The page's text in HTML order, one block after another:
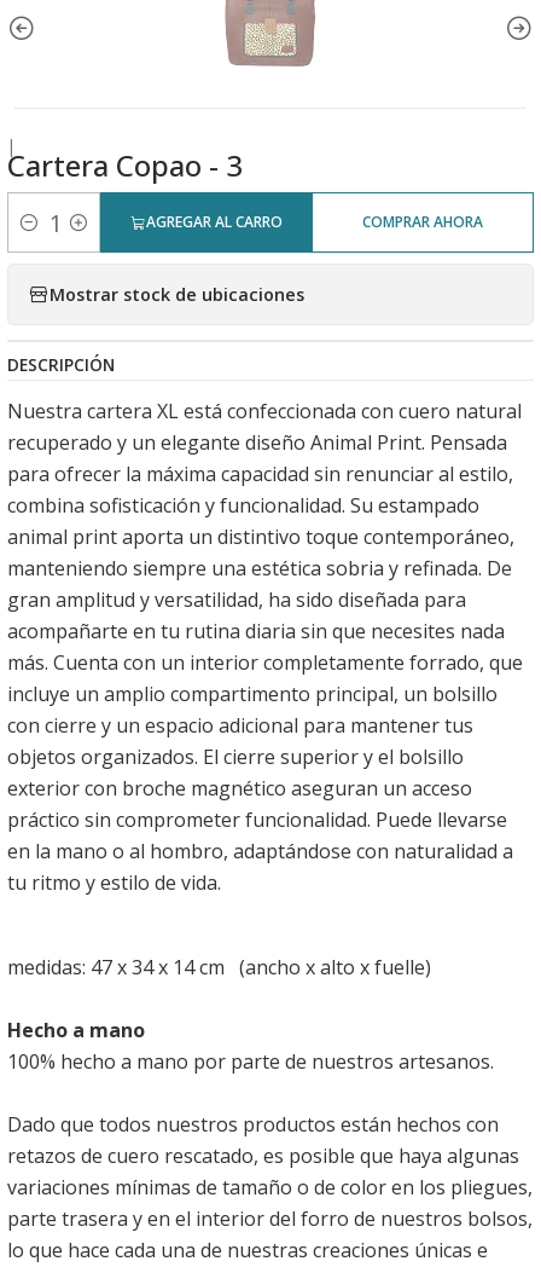
|
Cartera Copao - 3
Cantidad
AGREGAR AL CARRO COMPRAR AHORA
Mostrar stock de ubicaciones
DESCRIPCIÓN
Nuestra cartera XL está confeccionada con cuero natural
recuperado y un elegante diseño Animal Print. Pensada
para ofrecer la máxima capacidad sin renunciar al estilo,
combina sofisticación y funcionalidad. Su estampado
animal print aporta un distintivo toque contemporáneo,
manteniendo siempre una estética sobria y refinada. De
gran amplitud y versatilidad, ha sido diseñada para
acompañarte en tu rutina diaria sin que necesites nada
más. Cuenta con un interior completamente forrado, que
incluye un amplio compartimento principal, un bolsillo
con cierre y un espacio adicional para mantener tus
objetos organizados. El cierre superior y el bolsillo
exterior con broche magnético aseguran un acceso
práctico sin comprometer funcionalidad. Puede llevarse
en la mano o al hombro, adaptándose con naturalidad a
tu ritmo y estilo de vida.
medidas: 47 x 34 x 14 cm (ancho x alto x fuelle)
Hecho a mano
100% hecho a mano por parte de nuestros artesanos.
Dado que todos nuestros productos están hechos con
retazos de cuero rescatado, es posible que haya algunas
variaciones mínimas de tamaño o de color en los pliegues,
parte trasera y en el interior del forro de nuestros bolsos,
lo que hace cada una de nuestras creaciones únicas e